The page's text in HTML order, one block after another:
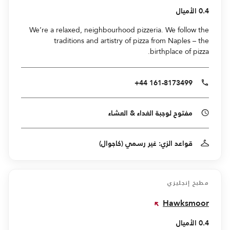
0.4 الأميال
We’re a relaxed, neighbourhood pizzeria. We follow the
traditions and artistry of pizza from Naples – the
birthplace of pizza.
+44 161-8173499
مفتوح لوجبة الغداء & العشاء
قواعد الزي: غير رسمي (كاجوال)
مطبخ إنجليزي
Hawksmoor
0.4 الأميال